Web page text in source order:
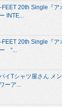
FEET 20th Single『ア
INTE...
FEET 20th Single『ア
“...
イTシャツ屋さん メ
ーア...